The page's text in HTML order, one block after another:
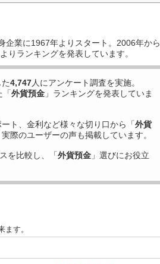
企業に1967年よりスタート。2006年から
りランキングを発表しています。
4,747人にアンケート調査を実施。
「外貨預金 」ランキングを発表していま
ト、金利など様々な切り口から「外貨
際のユーザーの声も掲載しています。
を比較し、「外貨預金 」選びにお役立
す。